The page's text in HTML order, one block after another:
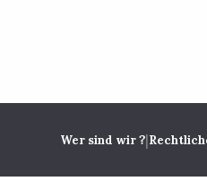
Wer sind wir ?|